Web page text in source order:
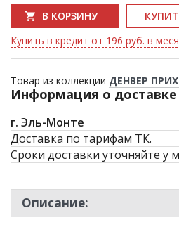
В КОРЗИНУ
Купить в кредит от 196 руб. в
Товар из коллекции ДЕНВЕР
Информация о доставке
г. Эль-Монте
Доставка по тарифам ТК.
Сроки доставки уточняйте у
Описание: